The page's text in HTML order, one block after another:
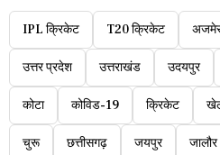
IPL क्रिकेट T20 क्रिकेट
उत्तर प्रदेश उत्तराखंड उदयपुर
कोटा कोविड-19 क्रिकेट
चुरू छत्तीसगढ़ जयपुर जालौर